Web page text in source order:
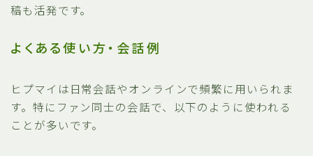
稿も活発です。
よくある使い方・会話例
ヒプマイは日常会話やオンラインで頻繁に用いられま
す。特にファン同士の会話で、以下のように使われる
ことが多いです。